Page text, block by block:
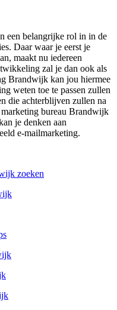
een belangrijke rol in in de
Daar waar je eerst je
maakt nu iedereen
zal je dan ook als
Brandwijk kan jou hiermee
weten toe te passen zullen
die achterblijven zullen na
bureau Brandwijk
je denken aan
e-mailmarketing.
zoeken